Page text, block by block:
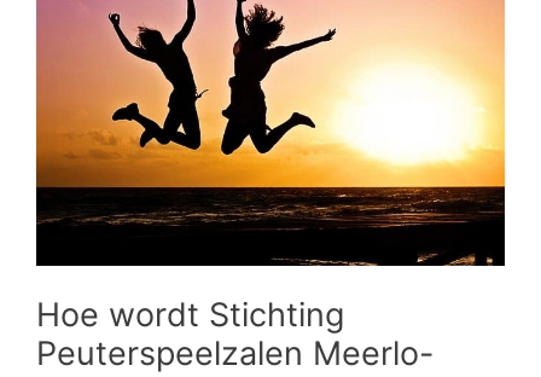
Hoe wordt Stichting
Peuterspeelzalen Meerlo-